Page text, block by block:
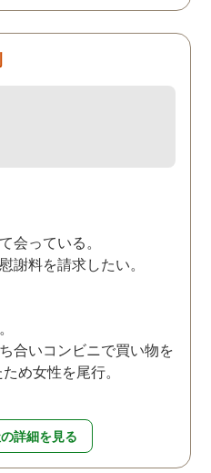
会っている。
謝料を請求したい。
合いコンビニで買い物を
め女性を尾行。
詳細を見る